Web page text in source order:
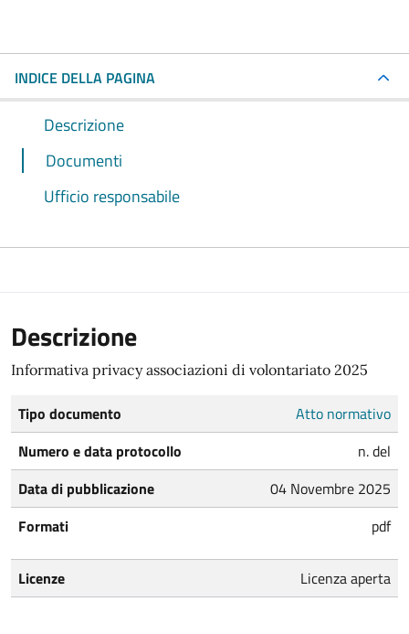
INDICE DELLA PAGINA
Descrizione
Documenti
Ufficio responsabile
Descrizione
Informativa privacy associazioni di volontariato 2025
Tipo documento
Atto normativo
Numero e data protocollo
n. del
Data di pubblicazione
04 Novembre 2025
Formati
pdf
Licenze Licenza aperta